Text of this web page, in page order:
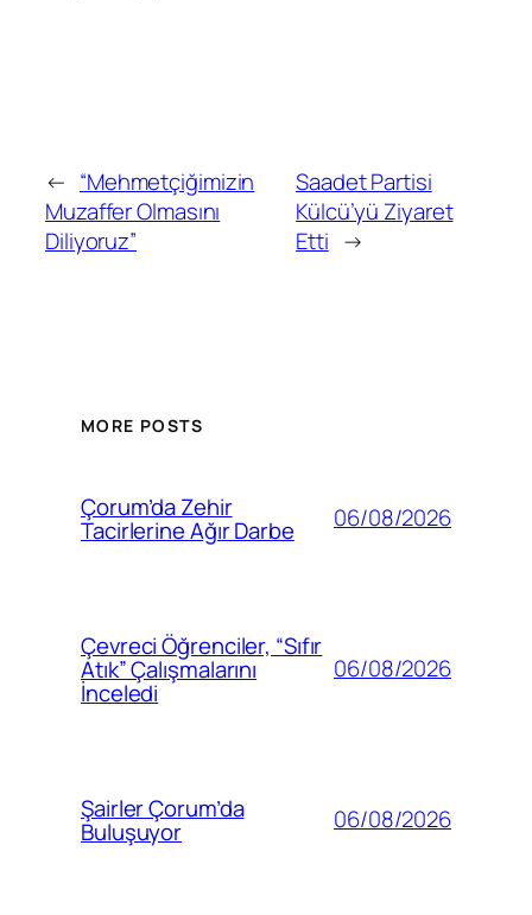
← “Mehmetçiğimizin
Muzaffer Olmasını
Diliyoruz”
Saadet Partisi
Külcü’yü Ziyaret
Etti →
MORE POSTS
Çorum’da Zehir
Tacirlerine Ağır Darbe 06/08/2026
Çevreci Öğrenciler, “Sıfır
Atık” Çalışmalarını
İnceledi
06/08/2026
Şairler Çorum’da
Buluşuyor 06/08/2026